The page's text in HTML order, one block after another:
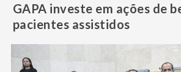
GAPA investe em ações de
pacientes assistidos